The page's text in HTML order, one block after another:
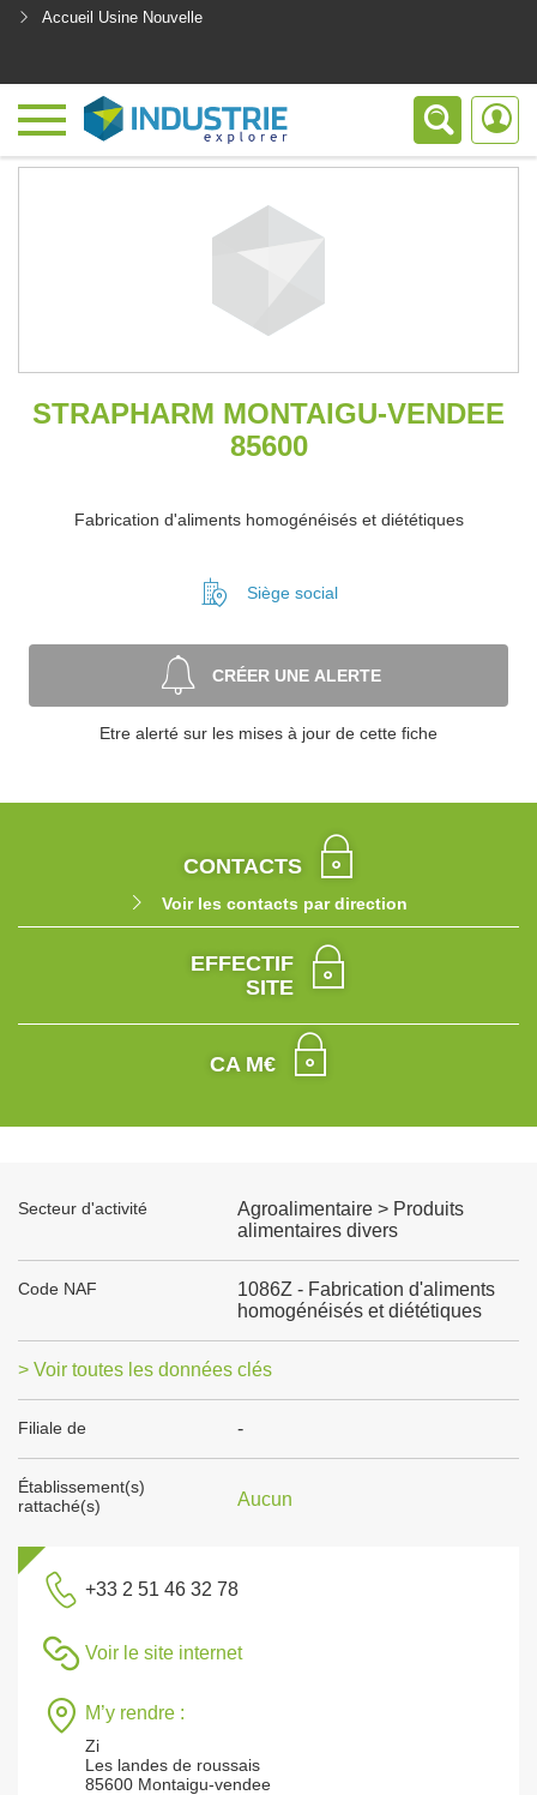
Accueil Usine Nouvelle
STRAPHARM MONTAIGU-VENDEE
85600
Fabrication d'aliments homogénéisés et diététiques
Siège social
CRÉER UNE ALERTE
Etre alerté sur les mises à jour de cette fiche
CONTACTS
Voir les contacts par direction
EFFECTIF
SITE
CA M€
Secteur d'activité
Agroalimentaire > Produits
alimentaires divers
Code NAF
1086Z - Fabrication d'aliments
homogénéisés et diététiques
> Voir toutes les données clés
Filiale de -
Établissement(s)
rattaché(s)
Aucun
+33 2 51 46 32 78
Voir le site internet
M’y rendre :
Zi
Les landes de roussais
85600 Montaigu-vendee